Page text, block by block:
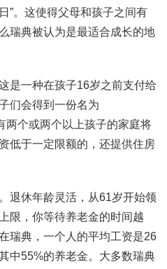
”。这使得父母和孩子之间有
瑞典被认为是最适合成长的地
是一种在孩子16岁之前支付给
们会得到一份名为
两个或两个以上孩子的家庭将
低于一定限额的，还提供住房
退休年龄灵活，从61岁开始领
限，你等待养老金的时间越
瑞典，一个人的平均工资是26
中55%的养老金。大多数瑞典